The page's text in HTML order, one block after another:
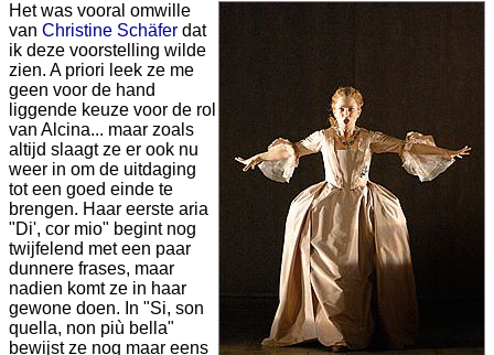
Het was vooral omwille
van Christine Schäfer dat
ik deze voorstelling wilde
zien. A priori leek ze me
geen voor de hand
liggende keuze voor de rol
van Alcina... maar zoals
altijd slaagt ze er ook nu
weer in om de uitdaging
tot een goed einde te
brengen. Haar eerste aria
"Di', cor mio" begint nog
twijfelend met een paar
dunnere frases, maar
nadien komt ze in haar
gewone doen. In "Si, son
quella, non più bella"
bewijst ze nog maar eens